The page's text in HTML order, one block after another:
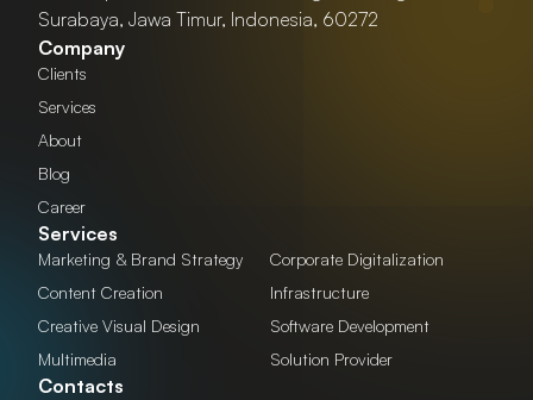
Surabaya, Jawa Timur, Indonesia, 60272
Company
Clients
Services
About
Blog
Career
Services
Marketing & Brand Strategy
Content Creation
Creative Visual Design
Multimedia
Corporate Digitalization
Infrastructure
Software Development
Solution Provider
Contacts